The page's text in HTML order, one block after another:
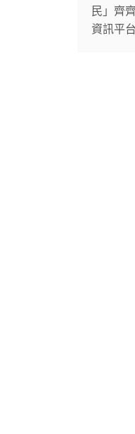
民」齊
資訊平